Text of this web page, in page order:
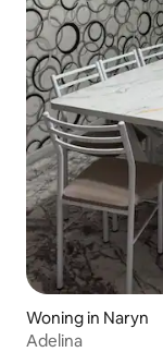
Woning in Naryn
Adelina